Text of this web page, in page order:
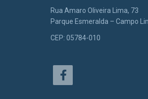
Rua Amaro Oliveira Lima, 73
Parque Esmeralda – Campo
CEP: 05784-010